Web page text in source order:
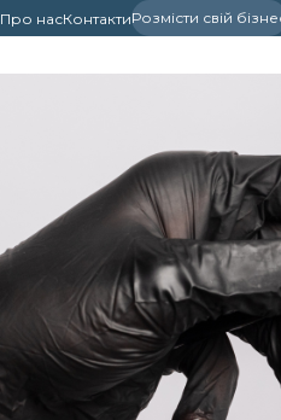
Про насКонтактиРозмісти свій